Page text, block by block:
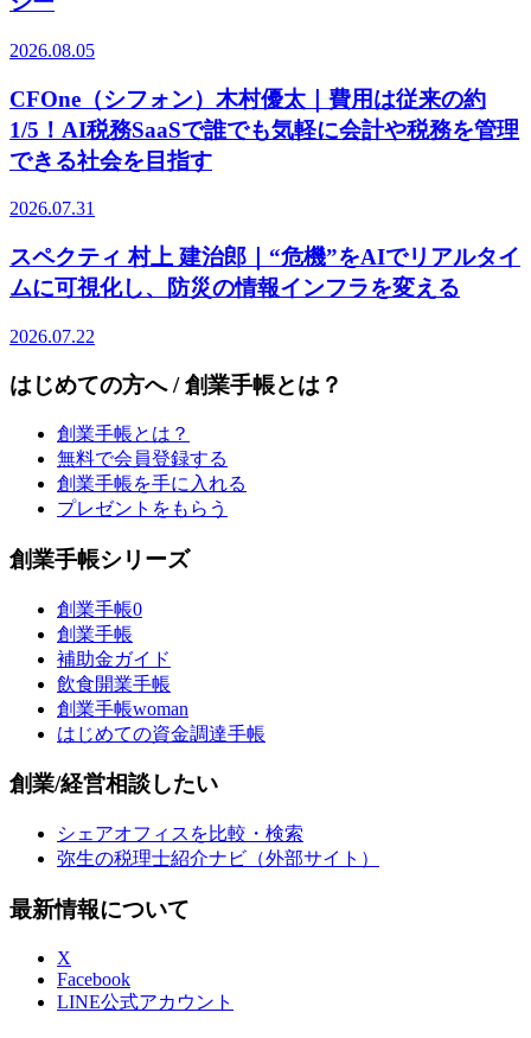
2026.08.05
CFOne（シフォン）木村優太｜費用は従来の約
1/5！AI税務SaaSで誰でも気軽に会計や税務を管理
できる社会を目指す
2026.07.31
スペクティ 村上 建治郎｜“危機”をAIでリアルタイ
ムに可視化し、防災の情報インフラを変える
2026.07.22
はじめての方へ / 創業手帳とは？
創業手帳とは？
無料で会員登録する
創業手帳を手に入れる
プレゼントをもらう
創業手帳シリーズ
創業手帳0
創業手帳
補助金ガイド
飲食開業手帳
創業手帳woman
はじめての資金調達手帳
創業/経営相談したい
シェアオフィスを比較・検索
弥生の税理士紹介ナビ（外部サイト）
最新情報について
X
Facebook
LINE公式アカウント